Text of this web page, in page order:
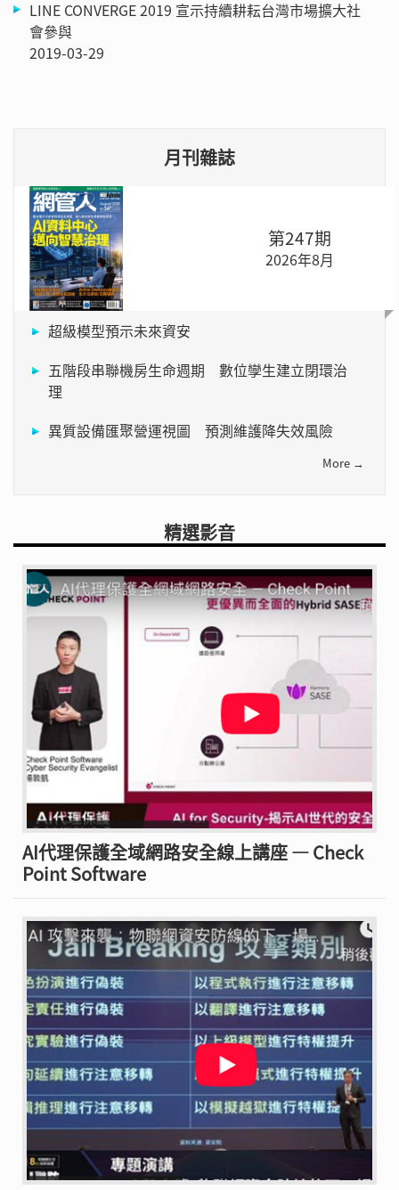
LINE CONVERGE 2019 宣示持續耕耘台灣市場擴大社
會參與
2019-03-29
月刊雜誌
第247期
2026年8月
超級模型預示未來資安
五階段串聯機房生命週期 數位孿生建立閉環治
理
異質設備匯聚營運視圖 預測維護降失效風險
More →
精選影音
AI代理保護全域網路安全線上講座 — Check
Point Software